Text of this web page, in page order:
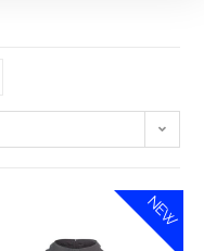
NEW